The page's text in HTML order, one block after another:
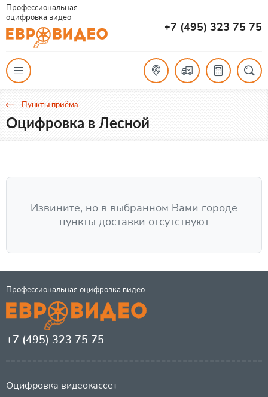
Профессиональная
оцифровка видео
+7 (495) 323 75 75
Пункты приёма
Оцифровка в Лесной
Извините, но в выбранном Вами городе
пункты доставки отсутствуют
Профессиональная оцифровка видео
+7 (495) 323 75 75
Оцифровка видеокассет